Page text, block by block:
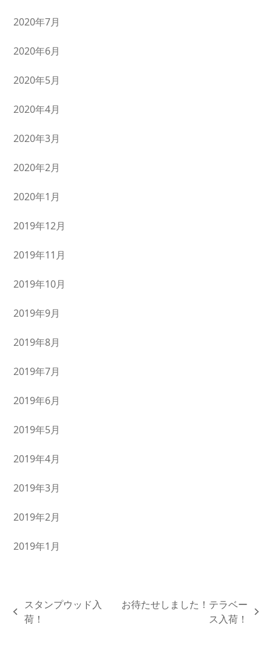
2020年7月
2020年6月
2020年5月
2020年4月
2020年3月
2020年2月
2020年1月
2019年12月
2019年11月
2019年10月
2019年9月
2019年8月
2019年7月
2019年6月
2019年5月
2019年4月
2019年3月
2019年2月
2019年1月
previous
スタンプウッド入
荷！
お待たせしました！テラベー
ス入荷！